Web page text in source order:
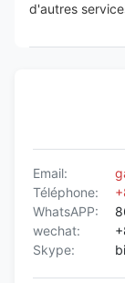
d'autres
Email:
Téléphone:
WhatsAPP:
wechat:
Skype: